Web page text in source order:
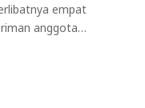
empat
anggota…